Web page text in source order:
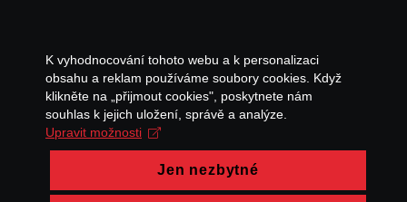
K vyhodnocování tohoto webu a k personalizaci
obsahu a reklam používáme soubory cookies. Když
klikněte na „přijmout cookies", poskytnete nám
souhlas k jejich uložení, správě a analýze.
Upravit možnosti
Jen nezbytné